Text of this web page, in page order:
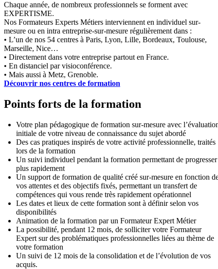
Chaque année, de nombreux professionnels se forment avec
EXPERTISME.
Nos Formateurs Experts Métiers interviennent en individuel sur-
mesure ou en intra entreprise-sur-mesure régulièrement dans :
• L’un de nos 54 centres à Paris, Lyon, Lille, Bordeaux, Toulouse,
Marseille, Nice…
• Directement dans votre entreprise partout en France.
• En distanciel par visioconférence.
• Mais aussi à Metz, Grenoble.
Découvrir nos centres de formation
Points forts de la formation
Votre plan pédagogique de formation sur-mesure avec
initiale de votre niveau de connaissance du sujet abordé
Des cas pratiques inspirés de votre activité professionnelle, traités
lors de la formation
Un suivi individuel pendant la formation permettant de progresser
plus rapidement
Un support de formation de qualité créé sur-mesure en fonction
vos attentes et des objectifs fixés, permettant un transfert de
compétences qui vous rende très rapidement opérationnel
Les dates et lieux de cette formation sont à définir selon vos
disponibilités
Animation de la formation par un Formateur Expert Métier
La possibilité, pendant 12 mois, de solliciter votre Formateur
Expert sur des problématiques professionnelles liées au thème de
votre formation
Un suivi de 12 mois de la consolidation et de l’évolution de vos
acquis.